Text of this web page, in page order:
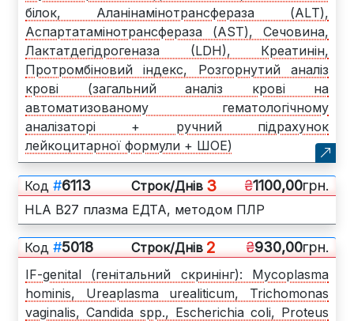
білок, Аланінамінотрансфераза (АLТ),
Аспартатамінотрансфераза (АSТ), Сечовина,
Лактатдегідрогеназа (LDH), Креатинін,
Протромбіновий індекс, Розгорнутий аналіз
крові (загальний аналіз крові на
автоматизованому гематологічному
аналізаторі + ручний підрахунок
лейкоцитарної формули + ШОЕ)
Код #6113 Cтрок/Днів 3 ₴1100,00грн.
HLA B27 плазма ЕДТА, методом ПЛР
Код #5018 Cтрок/Днів 2 ₴930,00грн.
IF-genital (генітальний скринінг): Mycoplasma
hominis, Ureaplasma urealiticum, Trichomonas
vaginalіs, Candida spp., Escherichia coli, Proteus